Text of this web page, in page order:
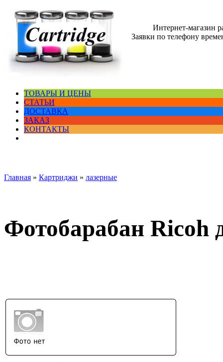
Интернет-магазин
Заявки по телефону
ТОВАРЫ И ЦЕНЫ
СТАТЬИ
ДОСТАВКА
ЗАКАЗ
КОНТАКТЫ
Главная » Картриджи » лазерные
Фотобарабан Ricoh